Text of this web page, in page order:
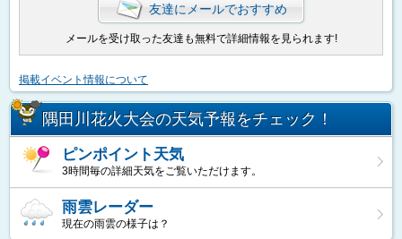
友達にメールでおすすめ
メールを受け取った友達も無料で詳細情報を見られます!
掲載イベント情報について
隅田川花火大会の天気予報をチェック！
ピンポイント天気
3時間毎の詳細天気をご覧いただけます。
雨雲レーダー
現在の雨雲の様子は？